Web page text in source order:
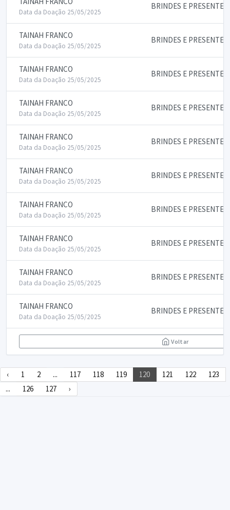
Data da Doação 25/05/2025
BRINDES E PRESENTES
TAINAH FRANCO
Data da Doação 25/05/2025
BRINDES E PRESENTES
TAINAH FRANCO
Data da Doação 25/05/2025
BRINDES E PRESENTES
TAINAH FRANCO
Data da Doação 25/05/2025
BRINDES E PRESENTES
TAINAH FRANCO
Data da Doação 25/05/2025
BRINDES E PRESENTES
TAINAH FRANCO
Data da Doação 25/05/2025
BRINDES E PRESENTES
TAINAH FRANCO
Data da Doação 25/05/2025
BRINDES E PRESENTES
TAINAH FRANCO
Data da Doação 25/05/2025
BRINDES E PRESENTES
TAINAH FRANCO
Data da Doação 25/05/2025
BRINDES E PRESENTES
TAINAH FRANCO
Data da Doação 25/05/2025
BRINDES E PRESENTES
Voltar
‹ 1 2 ... 117 118 119 120 121 122
123
...
126 127 ›